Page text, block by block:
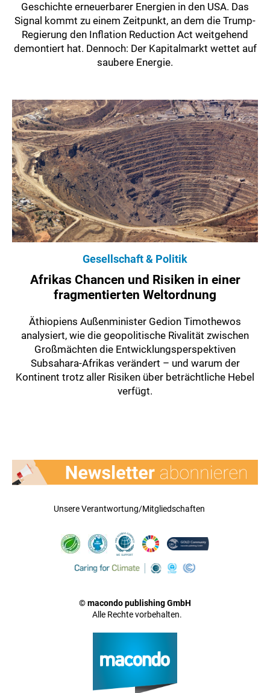
Geschichte erneuerbarer Energien in den USA. Das
Signal kommt zu einem Zeitpunkt, an dem die Trump-
Regierung den Inflation Reduction Act weitgehend
demontiert hat. Dennoch: Der Kapitalmarkt wettet auf
saubere Energie.
Gesellschaft & Politik
Afrikas Chancen und Risiken in einer
fragmentierten Weltordnung
Äthiopiens Außenminister Gedion Timothewos
analysiert, wie die geopolitische Rivalität zwischen
Großmächten die Entwicklungsperspektiven
Subsahara-Afrikas verändert – und warum der
Kontinent trotz aller Risiken über beträchtliche Hebel
verfügt.
Unsere Verantwortung/Mitgliedschaften
© macondo publishing GmbH
Alle Rechte vorbehalten.